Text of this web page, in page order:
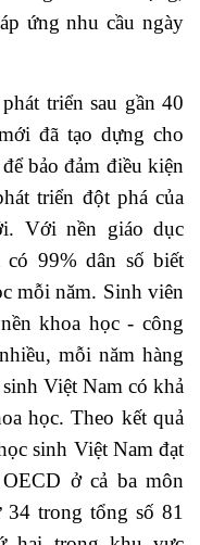
ứng nhu cầu ngày
triển sau gần 40
đã tạo dựng cho
bảo đảm điều kiện
triển đột phá của
Với nền giáo dục
99% dân số biết
mỗi năm. Sinh viên
khoa học - công
mỗi năm hàng
Việt Nam có khả
học. Theo kết quả
sinh Việt Nam đạt
ở cả ba môn
34 trong tổng số 81